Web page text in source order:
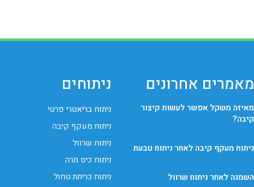
מאמרים אחרונים
מאיזה משקל אפשר לעשות קיצור
קיבה?
ניתוח מעקף קיבה לאחר ניתוח טבעת
השמנה לאחר ניתוח שרוול
ניתוחים
ניתוח בריאטרי פרטי
ניתוח מעקף קיבה
ניתוח שרוול
ניתוח כיס מרה
ניתוח כריתת טחול